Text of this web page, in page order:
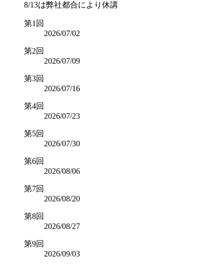
8/13は弊社都合により休講
第1回
2026/07/02
第2回
2026/07/09
第3回
2026/07/16
第4回
2026/07/23
第5回
2026/07/30
第6回
2026/08/06
第7回
2026/08/20
第8回
2026/08/27
第9回
2026/09/03